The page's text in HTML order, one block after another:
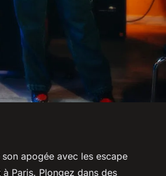
avec les
apogée avec les escape
Paris. Plongez dans des